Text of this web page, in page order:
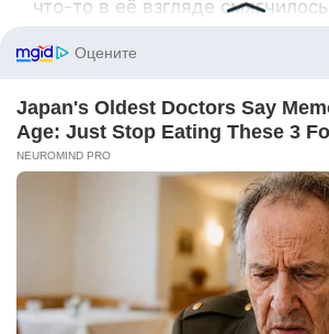
что-то в её взгляде
ожидала до конца. — Вот что
есть время подумать. Нужно
рядом.
Он посмотрел на неё,
с такой ясностью, которая
что они обсуждали раньше. —
рядом, — сказал он, и на этот
не просто заявление о
обязательством,